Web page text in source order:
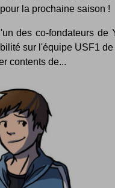
la prochaine saison !
des co-fondateurs de
sur l'équipe USF1
contents de...